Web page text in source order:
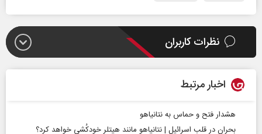
نظرات کاربران
اخبار مرتبط
هشدار فتح و حماس به نتانیاهو
بحران در قلب اسرائیل | نتانیاهو مانند هیتلر خودکُشی خواهد کرد؟